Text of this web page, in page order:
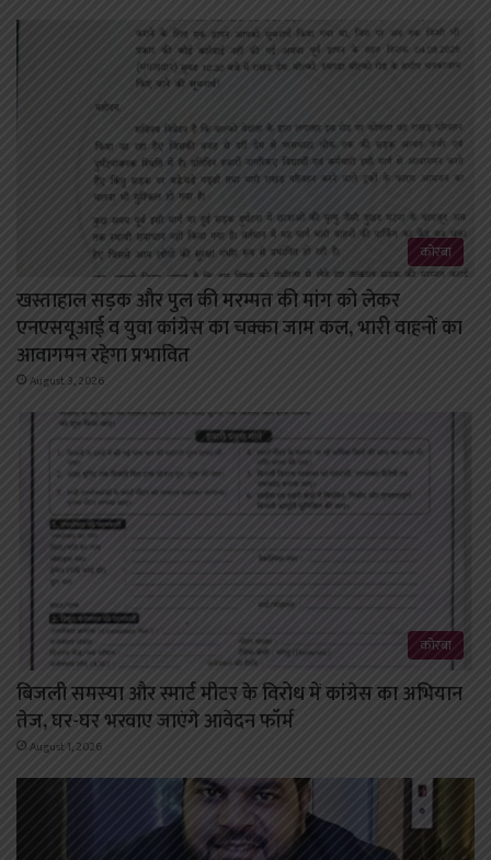
कोरबा
खस्ताहाल सड़क और पुल की मरम्मत की मांग को लेकर
एनएसयूआई व युवा कांग्रेस का चक्का जाम कल, भारी वाहनों का
आवागमन रहेगा प्रभावित
August 3, 2026
कोरबा
बिजली समस्या और स्मार्ट मीटर के विरोध में कांग्रेस का अभियान
तेज, घर-घर भरवाए जाएंगे आवेदन फॉर्म
August 1, 2026